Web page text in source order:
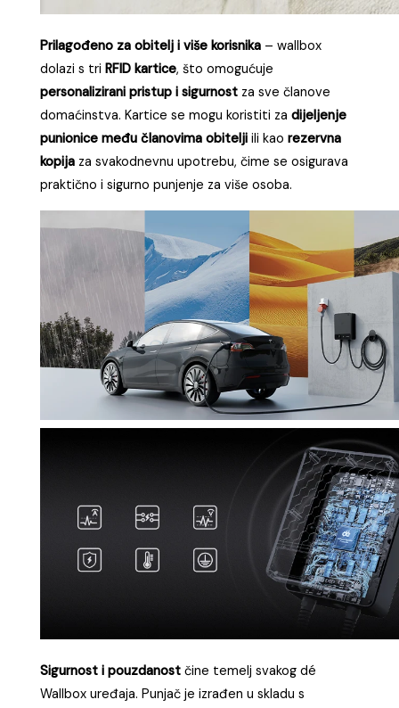
Prilagođeno za obitelj i više korisnika – wallbox
dolazi s triRFID kartice, što omogućuje
personalizirani pristup i sigurnost za sve članove
domaćinstva. Kartice se mogu koristiti zadijeljenje
punionice među članovima obitelji ili kaorezervna
kopija za svakodnevnu upotrebu, čime se osigurava
praktično i sigurno punjenje za više osoba.
Sigurnost i pouzdanost čine temelj svakog dé
Wallbox uređaja. Punjač je izrađen u skladu s